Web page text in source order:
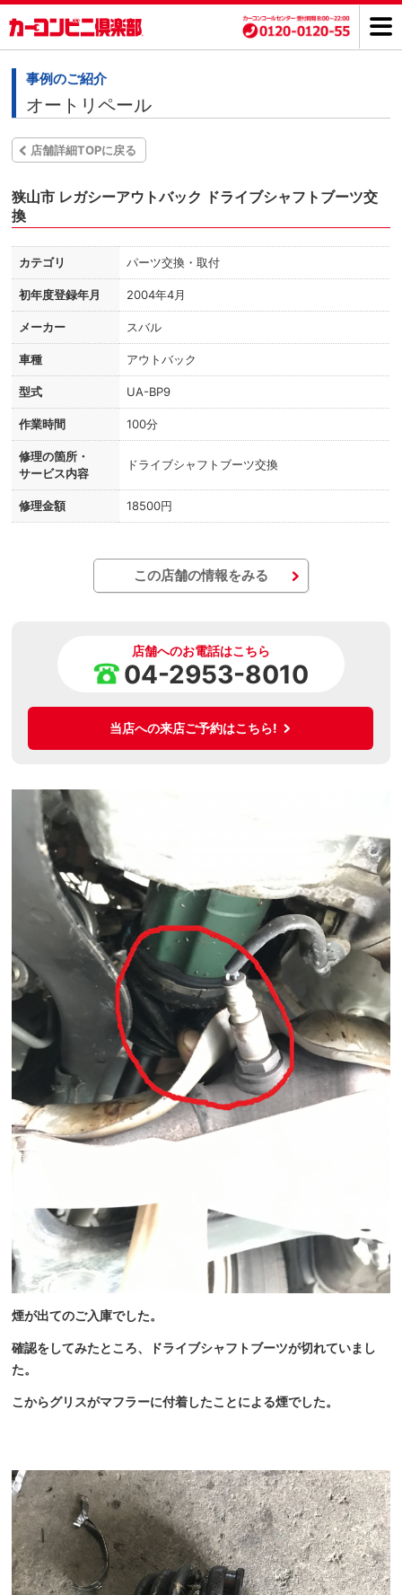
事例のご紹介
オートリペール
店舗詳細TOPに戻る
狭山市 レガシーアウトバック ドライブシャフトブーツ交
換
カテゴリ パーツ交換・取付
初年度登録年月 2004年4月
メーカー スバル
車種 アウトバック
型式 UA-BP9
作業時間 100分
修理の箇所・
サービス内容
ドライブシャフトブーツ交換
修理金額 18500円
この店舗の情報をみる
店舗へのお電話はこちら
04-2953-8010
当店への来店ご予約はこちら!
煙が出てのご入庫でした。
確認をしてみたところ、ドライブシャフトブーツが切れていまし
た。
こからグリスがマフラーに付着したことによる煙でした。